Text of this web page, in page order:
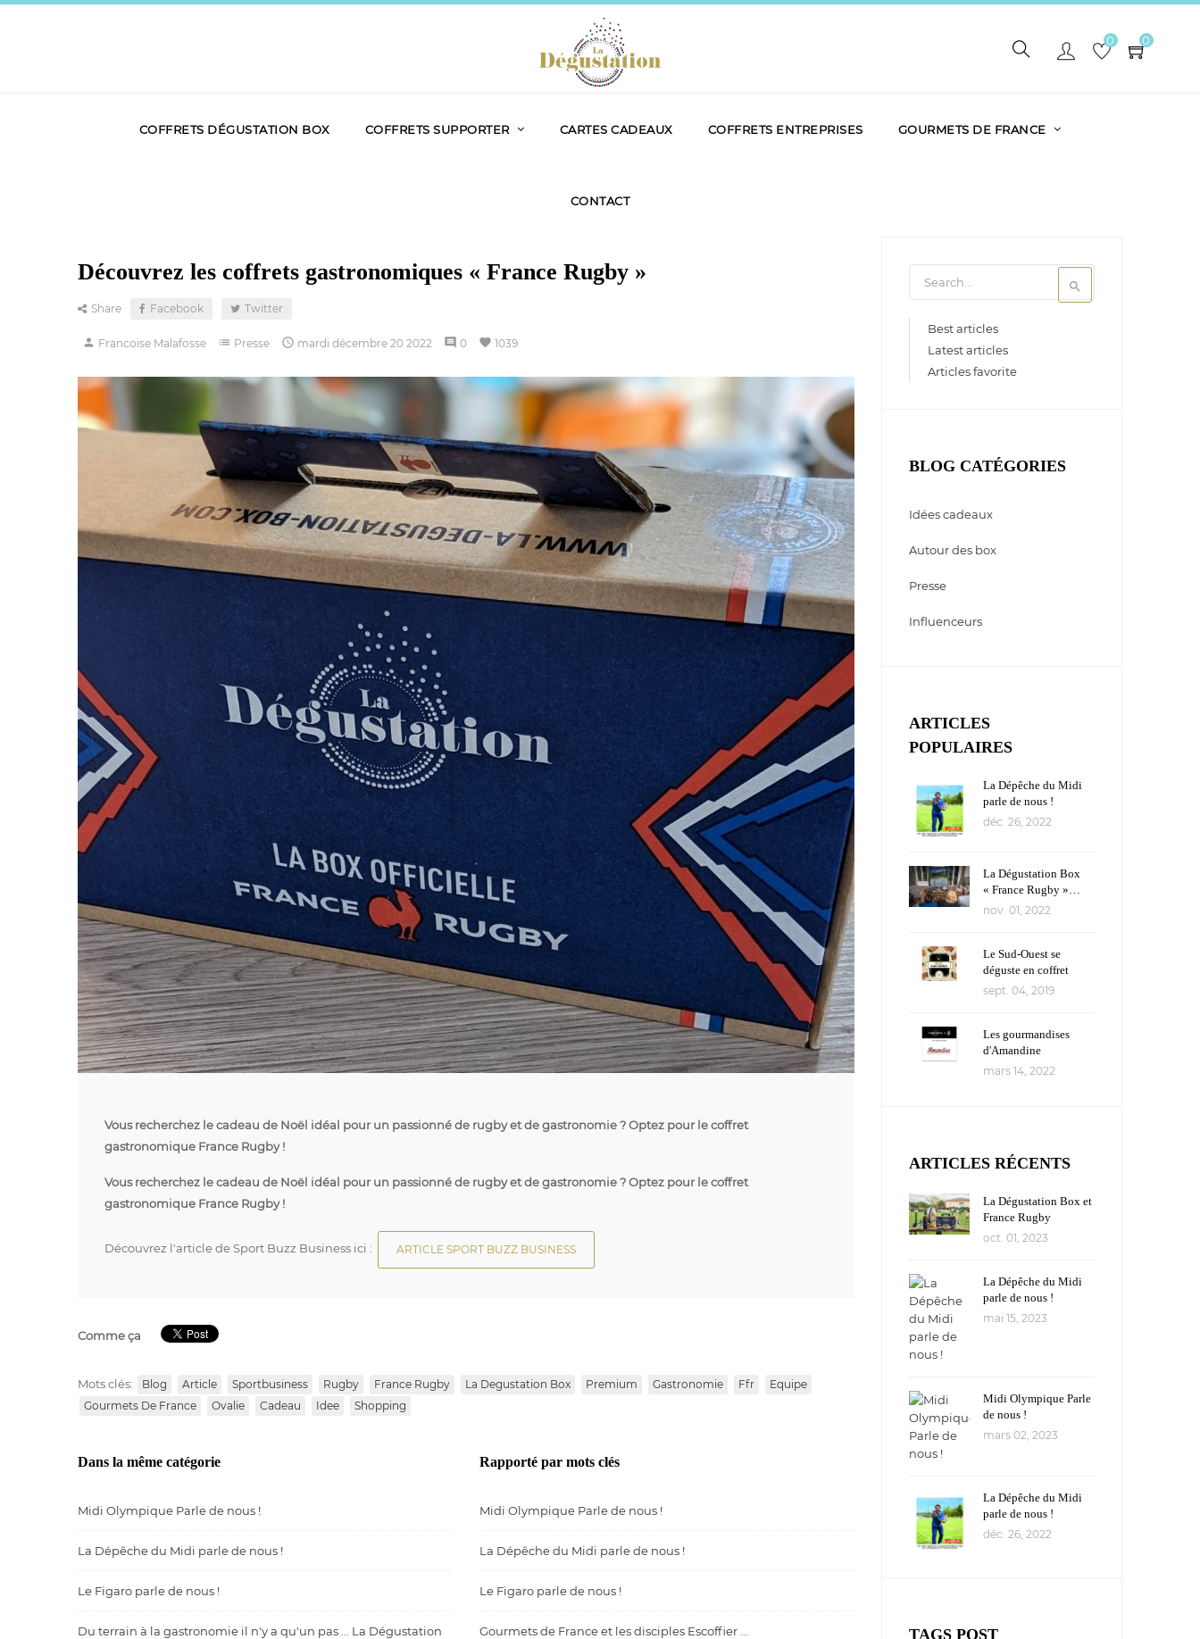
0 0
COFFRETS DÉGUSTATION BOX COFFRETS SUPPORTER CARTES CADEAUX COFFRETS ENTREPRISES GOURMETS DE FRANCE
CONTACT
Découvrez les coffrets gastronomiques « France Rugby »
Share Facebook Twitter
person Francoise Malafosse list Presse  mardi décembre 20 2022 comment 0 favorite 1039
Vous recherchez le cadeau de Noël idéal pour un passionné de rugby et de gastronomie ? Optez pour le coffret
gastronomique France Rugby !
Vous recherchez le cadeau de Noël idéal pour un passionné de rugby et de gastronomie ? Optez pour le coffret
gastronomique France Rugby !
Découvrez l'article de Sport Buzz Business ici : ARTICLE SPORT BUZZ BUSINESS
Comme ça
Mots clés: Blog Article Sportbusiness Rugby France Rugby La Degustation Box Premium Gastronomie Ffr
Equipe
Gourmets De France
Ovalie Cadeau Idee Shopping
Dans la même catégorie
Midi Olympique Parle de nous !
La Dépêche du Midi parle de nous !
Le Figaro parle de nous !
Du terrain à la gastronomie il n'y a qu'un pas ... La Dégustation
Rapporté par mots clés
Midi Olympique Parle de nous !
La Dépêche du Midi parle de nous !
Le Figaro parle de nous !
Gourmets de France et les disciples Escoffier ...

Best articles
Latest articles
Articles favorite
BLOG CATÉGORIES
Idées cadeaux
Autour des box
Presse
Influenceurs
ARTICLES
POPULAIRES
La Dépêche du Midi
parle de nous !
déc. 26, 2022
La Dégustation Box
« France Rugby »…
Un coffret
nov. 01, 2022
Le Sud-Ouest se
déguste en coffret
gastronomique
sept. 04, 2019
Les gourmandises
d'Amandine
mars 14, 2022
ARTICLES RÉCENTS
La Dégustation Box et
France Rugby
oct. 01, 2023
La Dépêche du Midi
parle de nous !
mai 15, 2023
Midi Olympique Parle
de nous !
mars 02, 2023
La Dépêche du Midi
parle de nous !
déc. 26, 2022
TAGS POST